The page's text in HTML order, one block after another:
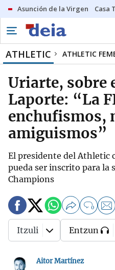
Asunción de la Virgen Casa
ATHLETIC ATHLETIC
Uriarte, sobre
Laporte: “La
enchufismos,
amiguismos”
El presidente del Athletic
pueda ser inscrito para la
Champions
Aitor Martínez
0
Itzuli Entzun